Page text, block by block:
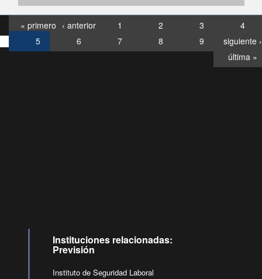
« primero ‹ anterior 1 2 3
4
5
6 7 8 9
siguiente ›
última »
Instituciones relacionadas:
Previsión
Instituto de Seguridad Laboral